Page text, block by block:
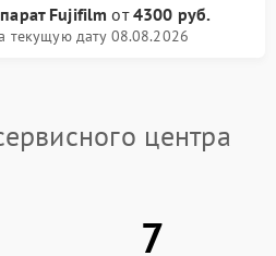
Fujifilm от4300 руб.
текущую дату 08.08.2026
центра
7